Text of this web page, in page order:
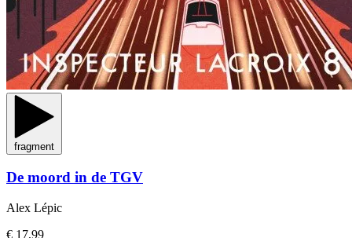
fragment
De moord in de TGV
Alex Lépic
€ 17,99